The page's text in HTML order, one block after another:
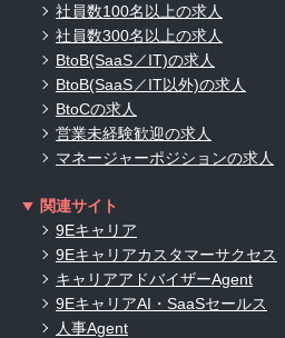
社員数100名以上の求人
社員数300名以上の求人
BtoB(SaaS／IT)の求人
BtoB(SaaS／IT以外)の求人
BtoCの求人
営業未経験歓迎の求人
マネージャーポジションの求人
関連サイト
9Eキャリア
9Eキャリアカスタマーサクセス
キャリアアドバイザーAgent
9EキャリアAI・SaaSセールス
人事Agent